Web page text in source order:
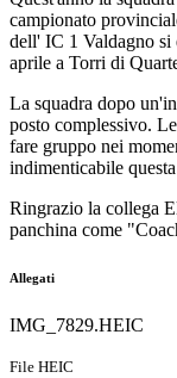
campionato
dell' IC 1 Valdagno si
aprile a Torri di
La squadra dopo
posto complessivo.
fare gruppo nei
indimenticabile
Ringrazio la collega
panchina come
Allegati
IMG_7829.HEIC
File HEIC